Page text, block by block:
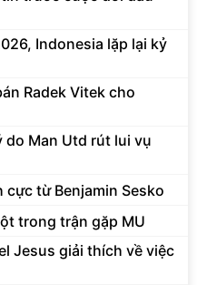
Indonesia lặp lại kỷ
Radek Vitek cho
do Man Utd rút lui vụ
từ Benjamin Sesko
trong trận gặp MU
Jesus giải thích về việc